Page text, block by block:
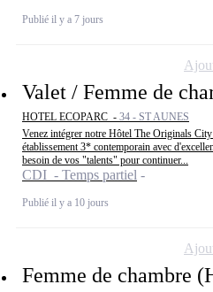
Publié il y a 7 jours
Valet / Femme de
HOTEL ECOPARC - 34 - ST AUNES
Venez intégrer notre Hôtel The Originals
établissement 3* contemporain avec
besoin de vos "talents" pour continuer...
CDI - Temps partiel
Publié il y a 10 jours
Femme de chambre